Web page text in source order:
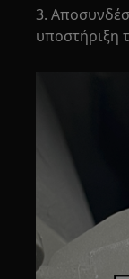
3.
υποστήριξη